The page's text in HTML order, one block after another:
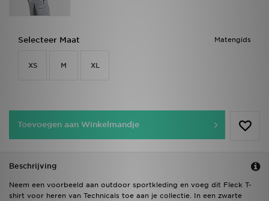
Matengids
Selecteer Maat
XS M XL
Toevoegen aan Winkelmandje
Beschrijving
Neem een voorbeeld aan outdoor sportkleding en voeg dit Fleck T-
shirt voor heren van Technicals toe aan je collectie. In een zwarte